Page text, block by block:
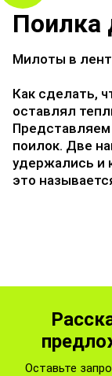
Поилка
Милоты в
Как сделать,
оставлял
поилок. Две
удержались и
это
Оставьте